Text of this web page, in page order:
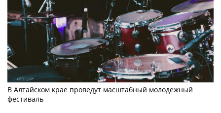
В Алтайском крае проведут масштабный молодежный
фестиваль